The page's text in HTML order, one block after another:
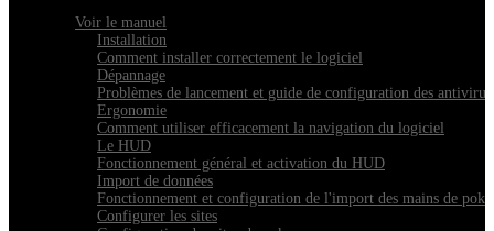
Voir le manuel
Installation
Comment installer correctement le logiciel
Dépannage
Problèmes de lancement et guide de configuration des
Ergonomie
Comment utiliser efficacement la navigation du logiciel
Le HUD
Fonctionnement général et activation du HUD
Import de données
Fonctionnement et configuration de l'import des mains de
Configurer les sites